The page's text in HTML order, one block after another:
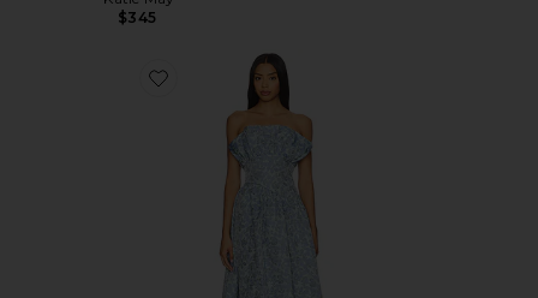
$345